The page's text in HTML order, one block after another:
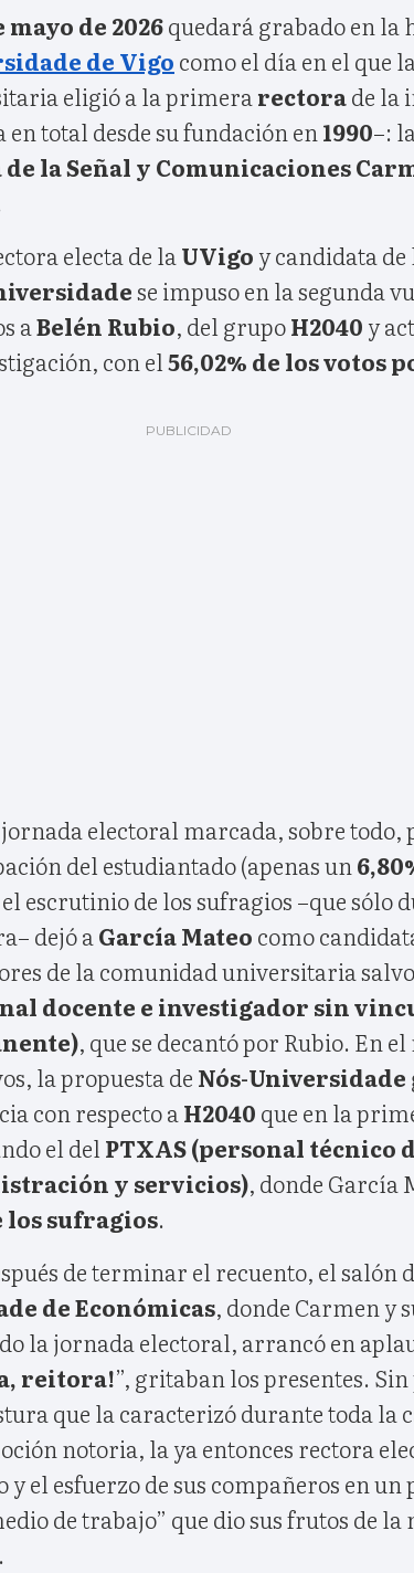
mayo de 2026quedará grabado en la
de Vigo como el día en el que
eligió a la primerarectorade la
en total desde su fundación en1990–:
la Señal y Comunicaciones
electa de laUVigo y candidata
se impuso en la segunda
aBelén Rubio, del grupoH2040 y
con el56,02% de los votos
electoral marcada, sobre todo,
del estudiantado (apenas un
escrutinio de los sufragios –que sólo
dejó aGarcía Mateo como
de la comunidad universitaria
docente e investigador sin
, que se decantó por Rubio. En el
la propuesta de Nós-Universidade
con respecto aH2040 que en la
el del PTXAS (personal técnico
y servicios), donde García
los sufragios.
de terminar el recuento, el salón
de Económicas, donde Carmen y
la jornada electoral, arrancó en
reitora!”, gritaban los presentes.
que la caracterizó durante toda la
notoria, la ya entonces rectora
y el esfuerzo de sus compañeros en un
de trabajo” que dio sus frutos de